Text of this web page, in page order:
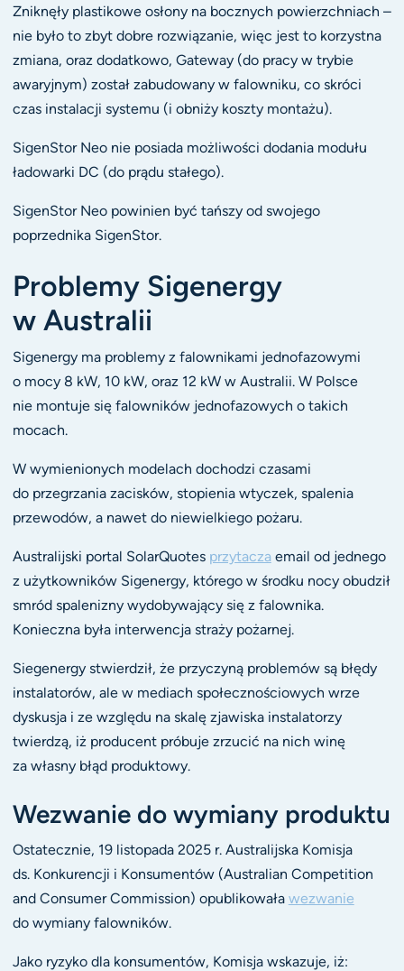
Zniknęły plastikowe osłony na bocznych powierzchniach –
nie było to zbyt dobre rozwiązanie, więc jest to korzystna
zmiana, oraz dodatkowo, Gateway (do pracy w trybie
awaryjnym) został zabudowany w falowniku, co skróci
czas instalacji systemu (i obniży koszty montażu).
SigenStor Neo nie posiada możliwości dodania modułu
ładowarki DC (do prądu stałego).
SigenStor Neo powinien być tańszy od swojego
poprzednika SigenStor.
Problemy Sigenergy
w Australii
Sigenergy ma problemy z falownikami jednofazowymi
o mocy 8 kW, 10 kW, oraz 12 kW w Australii. W Polsce
nie montuje się falowników jednofazowych o takich
mocach.
W wymienionych modelach dochodzi czasami
do przegrzania zacisków, stopienia wtyczek, spalenia
przewodów, a nawet do niewielkiego pożaru.
Australijski portal SolarQuotes przytacza email od jednego
z użytkowników Sigenergy, którego w środku nocy obudził
smród spalenizny wydobywający się z falownika.
Konieczna była interwencja straży pożarnej.
Siegenergy stwierdził, że przyczyną problemów są błędy
instalatorów, ale w mediach społecznościowych wrze
dyskusja i ze względu na skalę zjawiska instalatorzy
twierdzą, iż producent próbuje zrzucić na nich winę
za własny błąd produktowy.
Wezwanie do wymiany produktu
Ostatecznie, 19 listopada 2025 r. Australijska Komisja
ds. Konkurencji i Konsumentów (Australian Competition
and Consumer Commission) opublikowała wezwanie
do wymiany falowników.
Jako ryzyko dla konsumentów, Komisja wskazuje, iż: